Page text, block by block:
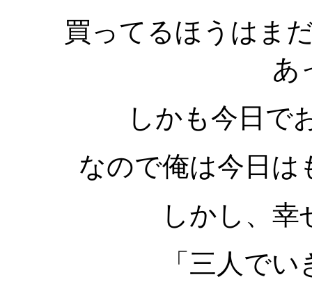
買ってるほうはま
あ
しかも今日で
なので俺は今日は
しかし、
「三人で